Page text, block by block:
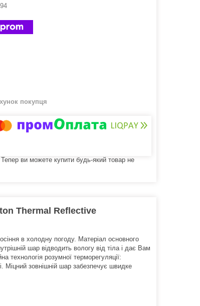
покупця
Тепер ви можете купити будь-який товар не
Thermal Reflective
в холодну погоду. Матеріал основного
шар відводить вологу від тіла і дає Вам
технологія розумної терморегуляції:
Міцний зовнішній шар забезпечує швидке